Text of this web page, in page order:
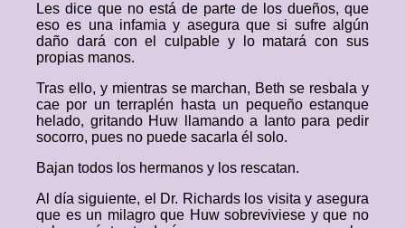
Les dice que no está de parte de los dueños, que
eso es una infamia y asegura que si sufre algún
daño dará con el culpable y lo matará con sus
propias manos.
Tras ello, y mientras se marchan, Beth se resbala y
cae por un terraplén hasta un pequeño estanque
helado, gritando Huw llamando a Ianto para pedir
socorro, pues no puede sacarla él solo.
Bajan todos los hermanos y los rescatan.
Al día siguiente, el Dr. Richards los visita y asegura
que es un milagro que Huw sobreviviese y que no